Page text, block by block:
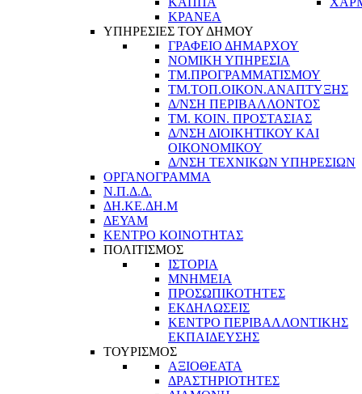
ΚΡΑΝΕΑ
ΥΠΗΡΕΣΙΕΣ ΤΟΥ ΔΗΜΟΥ
ΓΡΑΦΕΙΟ ΔΗΜΑΡΧΟΥ
ΝΟΜΙΚΗ ΥΠΗΡΕΣΙΑ
ΤΜ.ΠΡΟΓΡΑΜΜΑΤΙΣΜΟΥ
ΤΜ.ΤΟΠ.ΟΙΚΟΝ.ΑΝΑΠΤΥΞΗΣ
Δ/ΝΣΗ ΠΕΡΙΒΑΛΛΟΝΤΟΣ
ΤΜ. ΚΟΙΝ. ΠΡΟΣΤΑΣΙΑΣ
Δ/ΝΣΗ ΔΙΟΙΚΗΤΙΚΟΥ ΚΑΙ
ΟΙΚΟΝΟΜΙΚΟΥ
Δ/ΝΣΗ ΤΕΧΝΙΚΩΝ ΥΠΗΡΕΣΙΩΝ
ΟΡΓΑΝΟΓΡΑΜΜΑ
Ν.Π.Δ.Δ.
ΔΗ.ΚΕ.ΔΗ.Μ
ΔΕΥΑΜ
ΚΕΝΤΡΟ ΚΟΙΝΟΤΗΤΑΣ
ΠΟΛΙΤΙΣΜΟΣ
ΙΣΤΟΡΙΑ
ΜΝΗΜΕΙΑ
ΠΡΟΣΩΠΙΚΟΤΗΤΕΣ
ΕΚΔΗΛΩΣΕΙΣ
ΚΕΝΤΡΟ ΠΕΡΙΒΑΛΛΟΝΤΙΚΗΣ
ΕΚΠΑΙΔΕΥΣΗΣ
ΤΟΥΡΙΣΜΟΣ
ΑΞΙΟΘΕΑΤΑ
ΔΡΑΣΤΗΡΙΟΤΗΤΕΣ